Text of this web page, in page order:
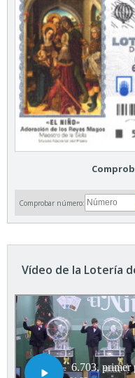
Comprobar número:
Vídeo de la Lotería